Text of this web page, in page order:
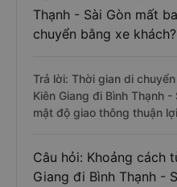
Thạnh - Sài Gòn mất
chuyển bằng xe khách?
Trả lời: Thời gian di
Kiên Giang đi Bình Thạnh
mật độ giao thông thuận
Câu hỏi: Khoảng cách
Giang đi Bình Thạnh -